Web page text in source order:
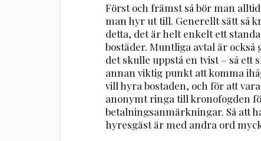
Först och främst så bör man
man hyr ut till. Generellt sätt så
detta, det är helt enkelt ett
bostäder. Muntliga avtal är
det skulle uppstå en tvist – så
annan viktig punkt att komma
vill hyra bostaden, och för att
anonymt ringa till kronofogden
betalningsanmärkningar. Så att
hyresgäst är med andra ord